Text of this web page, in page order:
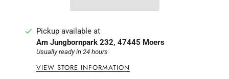
Pickup available at
Am Jungbornpark 232, 47445 Moers
Usually ready in 24 hours
VIEW STORE INFORMATION